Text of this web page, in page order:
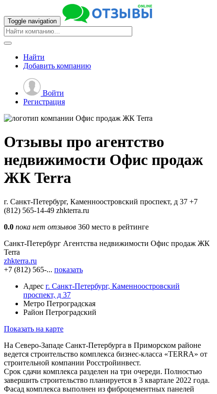
Toggle navigation
Найти
Добавить компанию
Войти
Регистрация
Отзывы про агентство
недвижимости Офис продаж
ЖК Terra
г. Санкт-Петербург, Каменноостровский проспект, д 37 +7
(812) 565-14-49 zhkterra.ru
0.0 пока нет отзывов 360 место в рейтинге
Санкт-Петербург Агентства недвижимости Офис продаж ЖК
Terra
zhkterra.ru
+7 (812) 565-... показать
Адрес г. Санкт-Петербург, Каменноостровский
проспект, д 37
Метро Петроградская
Район Петроградский
Показать на карте
На Северо-Западе Санкт-Петербурга в Приморском районе
ведется строительство комплекса бизнес-класса «TERRA» от
строительной компании Росстройинвест.
Срок сдачи комплекса разделен на три очереди. Полностью
завершить строительство планируется в 3 квартале 2022 года.
Фасад комплекса выполнен из фиброцементных панелей